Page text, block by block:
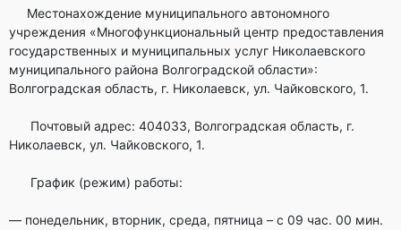
Местонахождение муниципального автономного
учреждения «Многофункциональный центр предоставления
государственных и муниципальных услуг Николаевского
муниципального района Волгоградской области»:
Волгоградская область, г. Николаевск, ул. Чайковского, 1.
Почтовый адрес: 404033, Волгоградская область, г.
Николаевск, ул. Чайковского, 1.
График (режим) работы:
— понедельник, вторник, среда, пятница – с 09 час. 00 мин.